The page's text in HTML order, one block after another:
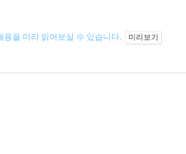
용을 미리 읽어보실 수 있습니다. 미리보기